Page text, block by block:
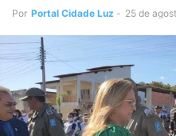
Por Portal Cidade Luz - 25 de